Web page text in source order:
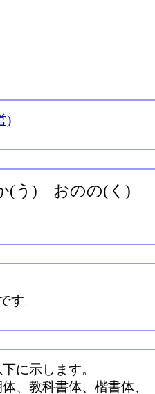
)
(う)
おのの(く)
す。
に示します。
、教科書体、楷書体、